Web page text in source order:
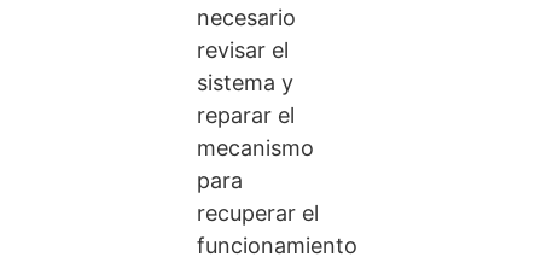
necesario
revisar el
sistema y
reparar el
mecanismo
para
recuperar el
funcionamiento